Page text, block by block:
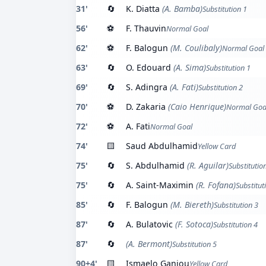
31' 🔄 K. Diatta (A. Bamba)Substitution 1
56' ⚽ F. ThauvinNormal Goal
62' ⚽ F. Balogun (M. Coulibaly)Normal Goal
63' 🔄 O. Edouard (A. Sima)Substitution 1
69' 🔄 S. Adingra (A. Fati)Substitution 2
70' ⚽ D. Zakaria (Caio Henrique)Normal
72' ⚽ A. FatiNormal Goal
74' 🟨 Saud AbdulhamidYellow Card
75' 🔄 S. Abdulhamid (R. Aguilar)
75' 🔄 A. Saint-Maximin (R. Fofana)
85' 🔄 F. Balogun (M. Biereth)Substitution 3
87' 🔄 A. Bulatovic (F. Sotoca)Substitution 4
87' 🔄 (A. Bermont)Substitution 5
90+4' 🟨 Ismaelo GaniouYellow Card